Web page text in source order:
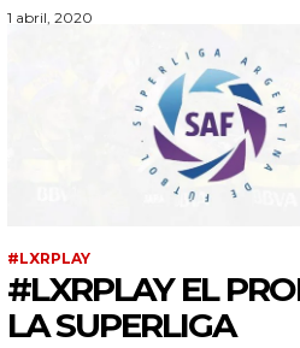
1 abril, 2020
#LXRPLAY
#LXRPLAY EL
LA SUPERLIGA